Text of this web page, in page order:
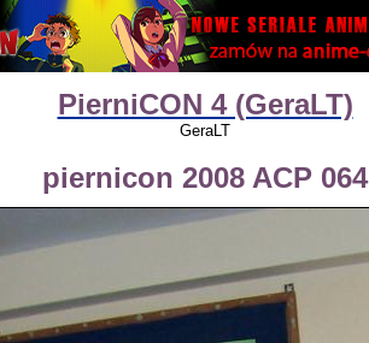
PierniCON 4 (GeraLT)
GeraLT
piernicon 2008 ACP 064